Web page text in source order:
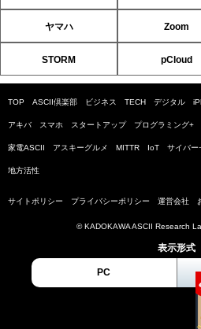
ヤマハ Zoom
STORM pCloud
TOP ASCII倶楽部 ビジネス TECH デジタル
アキバ スマホ スタートアップ プログラミング+
家電ASCII アスキーグルメ MITTR IoT サイバー
地方活性
サイトポリシー プライバシーポリシー 運営会社
© KADOKAWA ASCII Research
表示形式
PC